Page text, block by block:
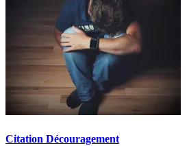
Citation Découragement